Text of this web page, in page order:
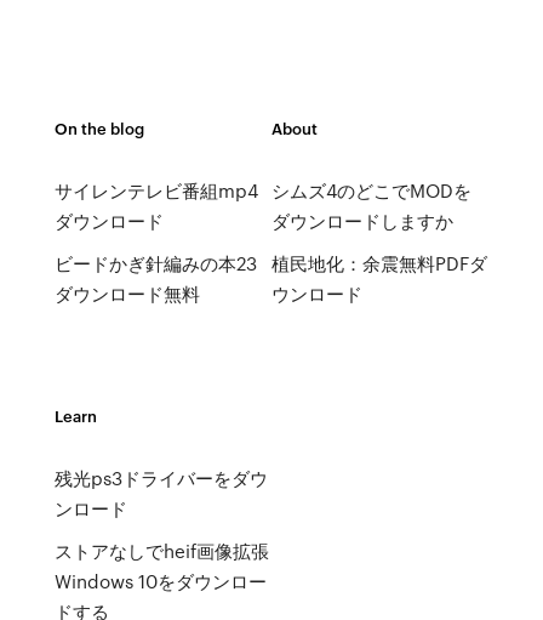
On the blog
サイレンテレビ番組mp4
ダウンロード
ビードかぎ針編みの本23
ダウンロード無料
About
シムズ4のどこでMODを
ダウンロードしますか
植民地化：余震無料PDFダ
ウンロード
Learn
残光ps3ドライバーをダウ
ンロード
ストアなしでheif画像拡張
Windows 10をダウンロー
ドする